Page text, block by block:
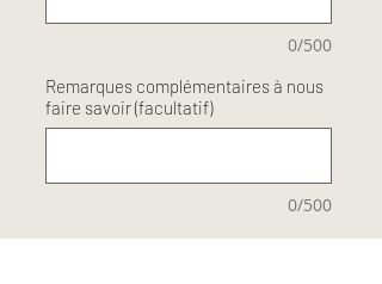
0/500
Remarques complémentaires à nous
faire savoir (facultatif)
0/500
Quantité *